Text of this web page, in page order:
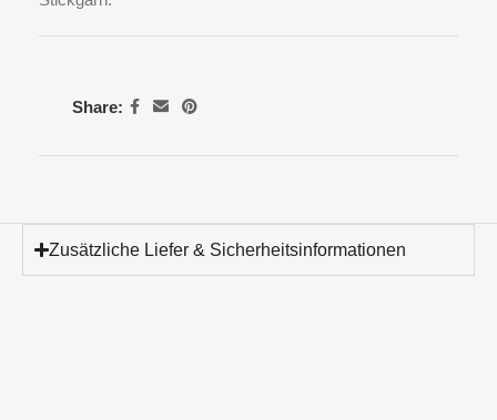
Share:
Zusätzliche Liefer & Sicherheitsinformationen